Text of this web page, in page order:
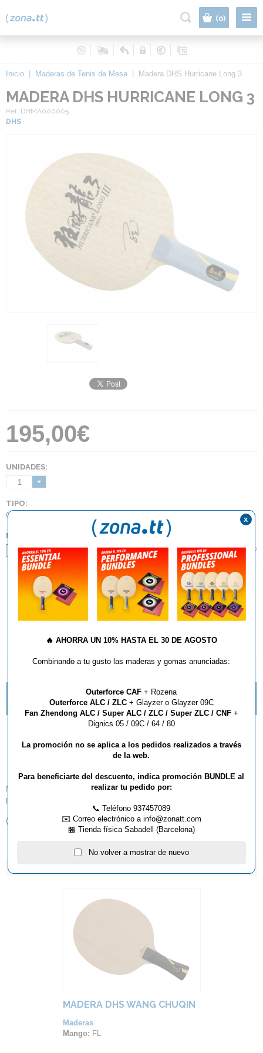
(0)
Inicio Maderas de Tenis de Mesa Madera DHS Hurricane Long 3
MADERA DHS HURRICANE LONG 3
Ref. DHMA000005
DHS
195,00€
UNIDADES:
1
TIPO:
OFF+
MANGO:
¿Qué tipo de mango debo elegir?
NO DISPONIBLE
Este artículo estará disponible a partir del 01/04/2016
¿QUÉ ESTILO DE MANGO DE RAQUETA DEBO
ELEGIR?
Madera DHS Hurricane
Long 3
Madera de 7 capas, produce una gran potencia y de fácil manejo, usada
por el campeón del mundo , Ma Long.
( Esta madera solo se fabrica en mango cóncavo )
MADERA DHS WANG CHUQIN
Maderas
Mango: FL
🔥 AHORRA UN 10% HASTA EL 30 DE AGOSTO
Combinando a tu gusto las maderas y gomas anunciadas:
Outerforce CAF + Rozena
Outerforce ALC / ZLC+ Glayzer o Glayzer 09C
Fan Zhendong ALC / Super ALC / ZLC / Super ZLC / CNF+
Dignics 05 / 09C / 64 / 80
La promoción no se aplica a los pedidos realizados a través
de la web.
Para beneficiarte del descuento, indica promoción BUNDLE al
realizar tu pedido por:
📞 Teléfono 937457089
✉️ Correo electrónico a info@zonatt.com
🏪 Tienda física Sabadell (Barcelona)
No volver a mostrar de nuevo
x